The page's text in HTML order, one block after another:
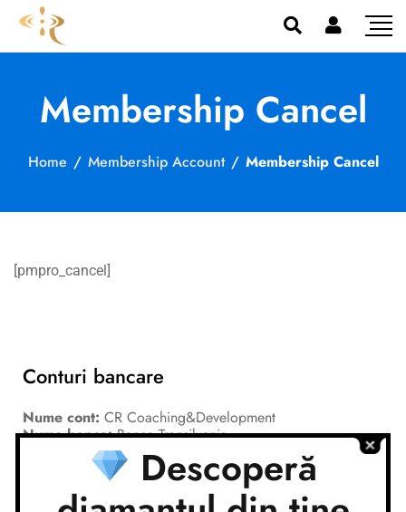
Membership Cancel
Home / Membership Account / Membership Cancel
[pmpro_cancel]
Conturi bancare
Nume cont: CR Coaching&Development
Nume banca:Banca Transilvania
RO37BTRLEURCRT0362684001
CR Coaching&Development
Nume banca:Banca Transilvania
Descoperă